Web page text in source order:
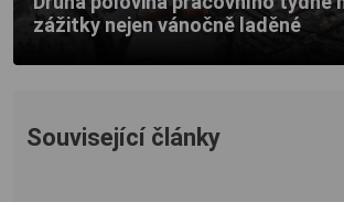
zážitky nejen vánočně laděné
Související články